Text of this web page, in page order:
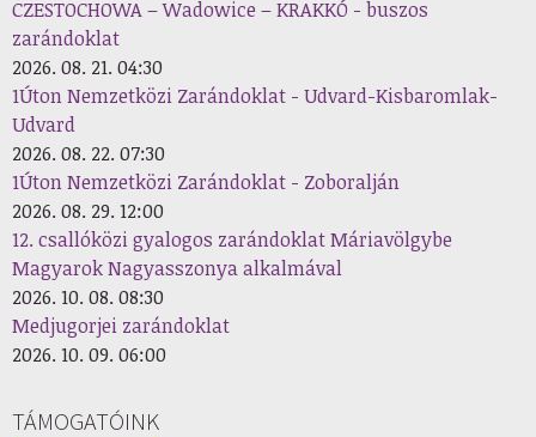
CZESTOCHOWA – Wadowice – KRAKKÓ - buszos
zarándoklat
2026. 08. 21. 04:30
1Úton Nemzetközi Zarándoklat - Udvard-Kisbaromlak-
Udvard
2026. 08. 22. 07:30
1Úton Nemzetközi Zarándoklat - Zoboralján
2026. 08. 29. 12:00
12. csallóközi gyalogos zarándoklat Máriavölgybe
Magyarok Nagyasszonya alkalmával
2026. 10. 08. 08:30
Medjugorjei zarándoklat
2026. 10. 09. 06:00
TÁMOGATÓINK